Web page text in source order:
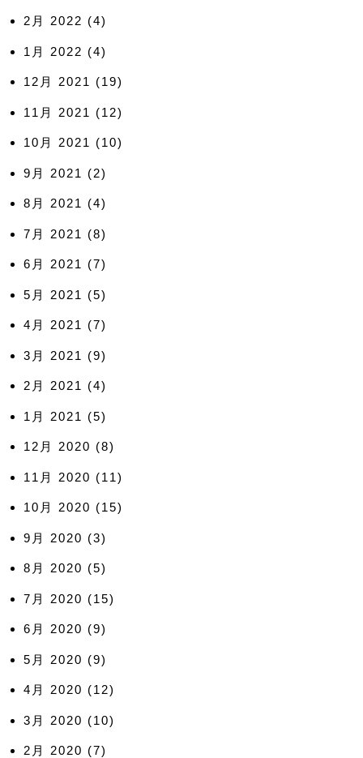
2月 2022 (4)
1月 2022 (4)
12月 2021 (19)
11月 2021 (12)
10月 2021 (10)
9月 2021 (2)
8月 2021 (4)
7月 2021 (8)
6月 2021 (7)
5月 2021 (5)
4月 2021 (7)
3月 2021 (9)
2月 2021 (4)
1月 2021 (5)
12月 2020 (8)
11月 2020 (11)
10月 2020 (15)
9月 2020 (3)
8月 2020 (5)
7月 2020 (15)
6月 2020 (9)
5月 2020 (9)
4月 2020 (12)
3月 2020 (10)
2月 2020 (7)